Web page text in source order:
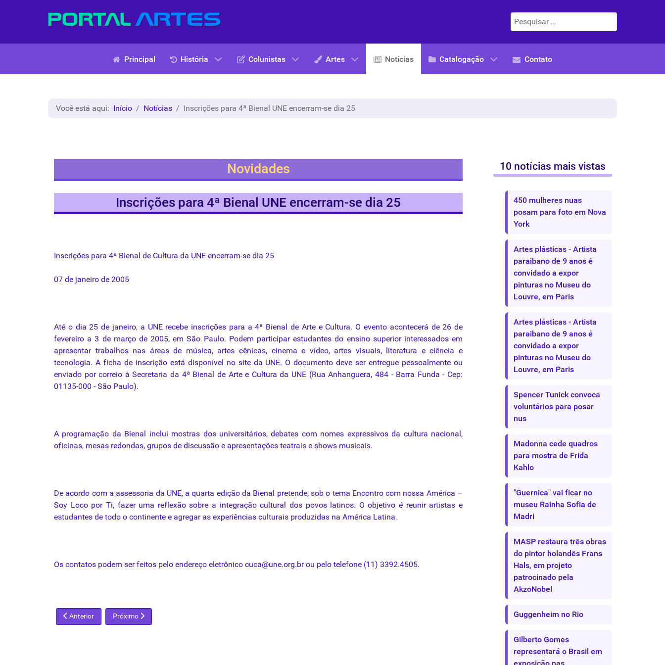
Pesquisar
Principal História Colunistas Artes Notícias Catalogação Contato
Você está aqui: Início Notícias Inscrições para 4ª Bienal UNE encerram-se dia 25
Novidades
Inscrições para 4ª Bienal UNE encerram-se dia 25
Inscrições para 4ª Bienal de Cultura da UNE encerram-se dia 25
07 de janeiro de 2005
Até o dia 25 de janeiro, a UNE recebe inscrições para a 4ª Bienal de Artee Cultura. O evento acontecerá de 26 de
fevereiro a 3 de marçode 2005, em São Paulo. Podem participar estudantes do ensinosuperior interessadosem
apresentar trabalhos nas áreasde música, artes cênicas, cinema e vídeo, artes visuais, literatura eciência e
tecnologia. A ficha de inscrição está disponível no site da UNE. Odocumento deve ser entregue pessoalmente ou
enviado por correio à Secretariada 4ª Bienal de Artee Cultura da UNE (Rua Anhanguera, 484 - Barra Funda - Cep:
01135-000 - São Paulo).
A programação da Bienal inclui mostras dos universitários, debates com nomes expressivosda cultura nacional,
oficinas, mesas redondas, grupos de discussão e apresentações teatrais e shows musicais.
De acordo com a assessoria da UNE, a quarta ediçãoda Bienal pretende, sob o tema Encontro com nossa América –
Soy Loco por Ti, fazer uma reflexão sobre a integração cultural dos povos latinos. O objetivo é reunir artistas e
estudantes de todo o continente e agregar as experiências culturais produzidas na América Latina.
Os contatos podem ser feitos pelo endereço eletrônico cuca@une.org.brou pelo telefone (11) 3392.4505.
Artigo anterior: Emanoel Araújo, da Pinacoteca à Secr. da Cultura
Anterior Próximo artigo: João Falcão assume secretaria de Cultura de Olinda
Próximo
10 notícias mais vistas
450 mulheres nuas
posam para foto em Nova
York
Artes plásticas - Artista
paraibano de 9 anos é
convidado a expor
pinturas no Museu do
Louvre, em Paris
Artes plásticas - Artista
paraibano de 9 anos é
convidado a expor
pinturas no Museu do
Louvre, em Paris
Spencer Tunick convoca
voluntários para posar
nus
Madonna cede quadros
para mostra de Frida
Kahlo
"Guernica" vai ficar no
museu Rainha Sofia de
Madri
MASP restaura três obras
do pintor holandês Frans
Hals, em projeto
patrocinado pela
AkzoNobel
Guggenheim no Rio
Gilberto Gomes
representará o Brasil em